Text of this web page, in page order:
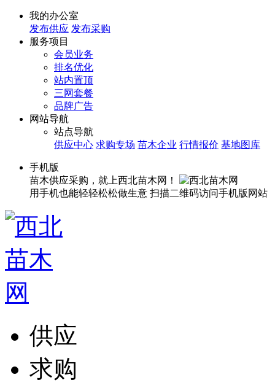
我的办公室
发布供应 发布采购
服务项目
会员业务
排名优化
站内置顶
三网套餐
品牌广告
网站导航
站点导航
供应中心 求购专场 苗木企业 行情报价 基地图库
手机版
苗木供应采购，就上西北苗木网！
用手机也能轻轻松松做生意 扫描二维码访问手机版网站
供应
求购